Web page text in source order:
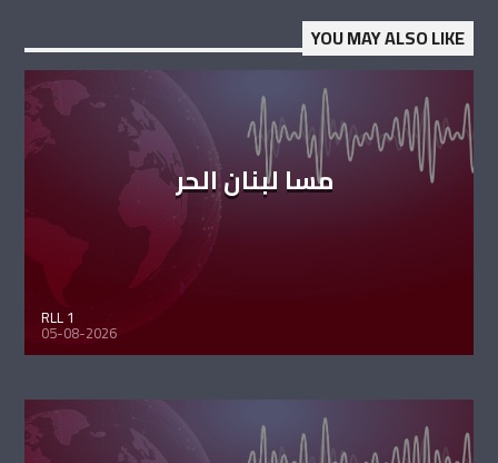
YOU MAY ALSO LIKE
مسا لبنان الحر
RLL 1
05-08-2026